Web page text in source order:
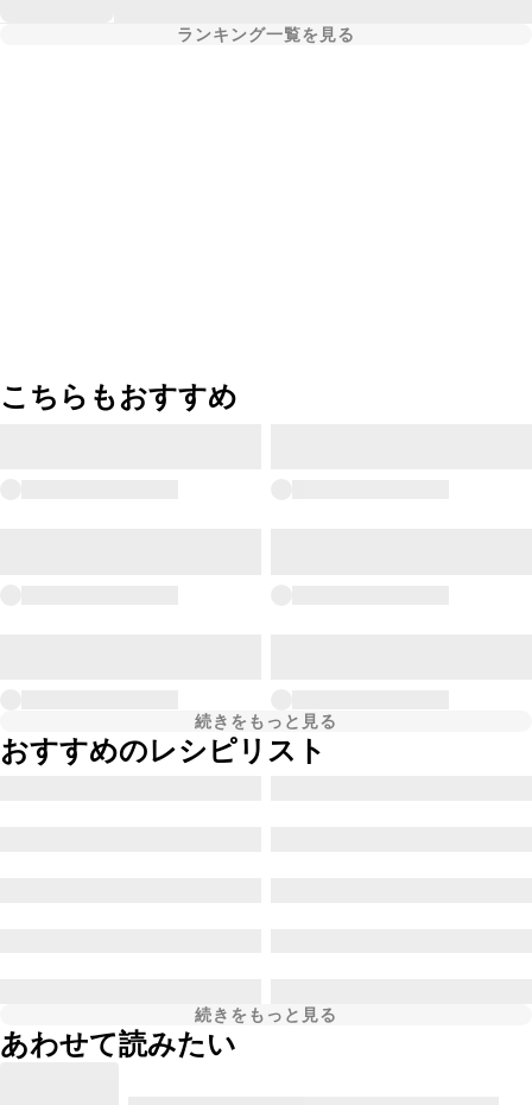
ランキング一覧を見る
こちらもおすすめ
続きをもっと見る
おすすめのレシピリスト
続きをもっと見る
あわせて読みたい